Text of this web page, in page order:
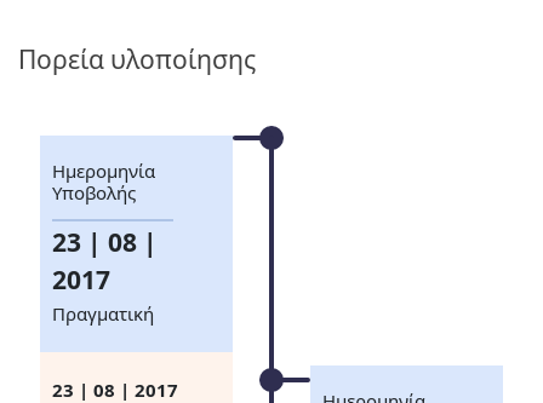
Πορεία υλοποίησης
Ημερομηνία
Υποβολής
23 | 08 |
2017
Πραγματική
23 | 08 | 2017